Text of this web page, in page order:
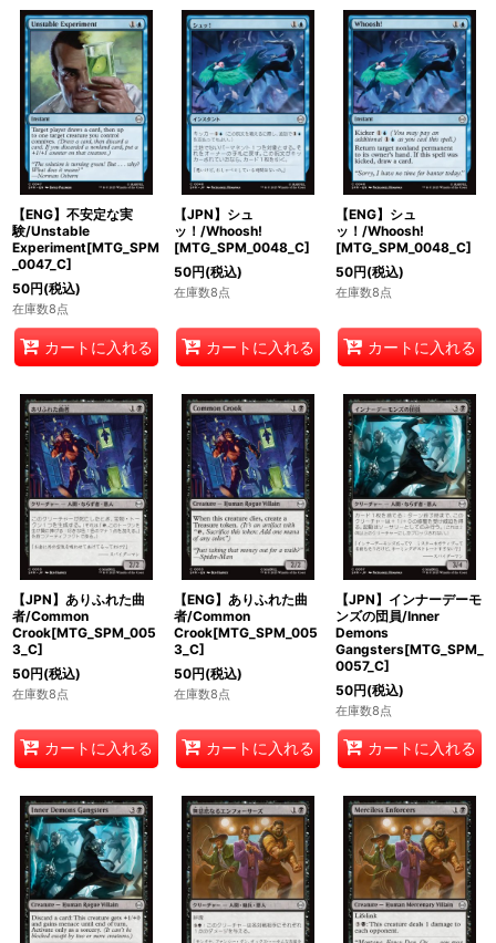
【ENG】不安定な実
験/Unstable
Experiment[MTG_SPM
_0047_C]
50円(税込)
在庫数8点
カートに入れる
【JPN】シュ
ッ！/Whoosh!
[MTG_SPM_0048_C]
50円(税込)
在庫数8点
カートに入れる
【ENG】シュ
ッ！/Whoosh!
[MTG_SPM_0048_C]
50円(税込)
在庫数8点
カートに入れる
【JPN】ありふれた曲
者/Common
Crook[MTG_SPM_005
3_C]
50円(税込)
在庫数8点
カートに入れる
【ENG】ありふれた曲
者/Common
Crook[MTG_SPM_005
3_C]
50円(税込)
在庫数8点
カートに入れる
【JPN】インナーデーモ
ンズの団員/Inner
Demons
Gangsters[MTG_SPM_
0057_C]
50円(税込)
在庫数8点
カートに入れる